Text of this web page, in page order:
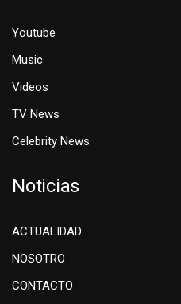
Youtube
Music
Videos
TV News
Celebrity News
Noticias
ACTUALIDAD
NOSOTRO
CONTACTO